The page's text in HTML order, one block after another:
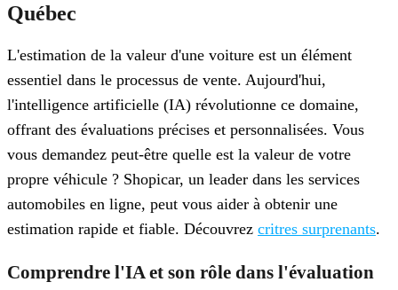
Québec
L'estimation de la valeur d'une voiture est un élément
essentiel dans le processus de vente. Aujourd'hui,
l'intelligence artificielle (IA) révolutionne ce domaine,
offrant des évaluations précises et personnalisées. Vous
vous demandez peut-être quelle est la valeur de votre
propre véhicule ? Shopicar, un leader dans les services
automobiles en ligne, peut vous aider à obtenir une
estimation rapide et fiable. Découvrez critres surprenants.
Comprendre l'IA et son rôle dans l'évaluation